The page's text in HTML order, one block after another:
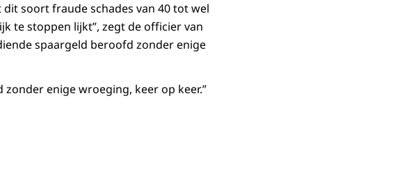
soort fraude schades van 40 tot wel
te stoppen lijkt”, zegt de officier van
spaargeld beroofd zonder enige
enige wroeging, keer op keer.”